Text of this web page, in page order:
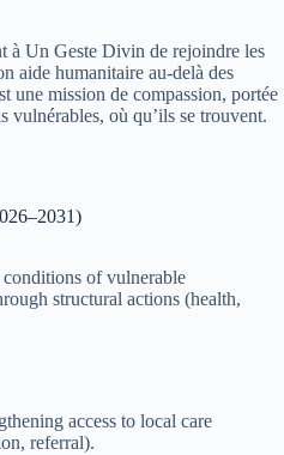
à Un Geste Divin de rejoindre les
aide humanitaire au-delà des
une mission de compassion, portée
vulnérables, où qu’ils se trouvent.
of vulnerable
structural actions (health,
access to local care
referral).